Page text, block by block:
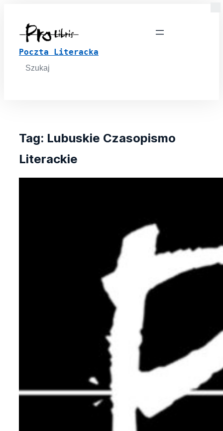
Poczta Literacka
Search
for:
Tag: Lubuskie Czasopismo
Literackie